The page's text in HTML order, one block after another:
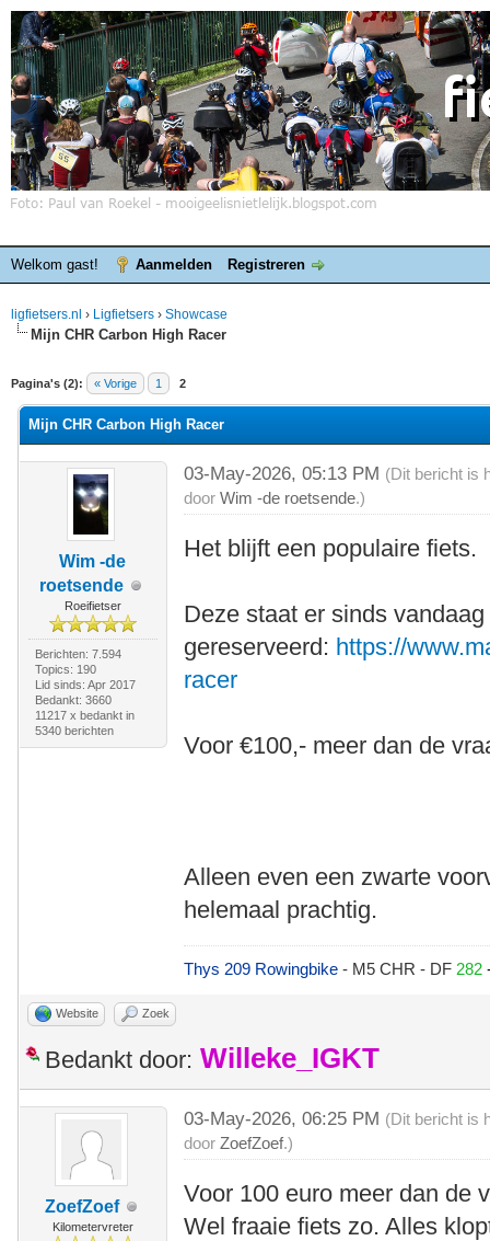
Welkom gast! Aanmelden Registreren
ligfietsers.nl › Ligfietsers › Showcase
Mijn CHR Carbon High Racer
Pagina's (2): « Vorige 1 2
waardering is 0
Mijn CHR Carbon High Racer
Wim -de
roetsende
Roeifietser
Berichten: 7.594
Topics: 190
Lid sinds: Apr 2017
Bedankt: 3660
11217 x bedankt in
5340 berichten
03-May-2026, 05:13 PM (Dit bericht is
doorWim -de roetsende.)
Het blijft een populaire fiets.
Deze staat er sinds
gereserveerd: https://
racer
Voor €100,- meer dan de
Alleen even een zwarte
helemaal prachtig.
Thys 209 Rowingbike- M5 CHR - DF 282
Website Zoek
Bedankt door: Willeke_IGKT
ZoefZoef
Kilometervreter
03-May-2026, 06:25 PM (Dit bericht is
doorZoefZoef.)
Voor 100 euro meer dan de
Wel fraaie fiets zo. Alles